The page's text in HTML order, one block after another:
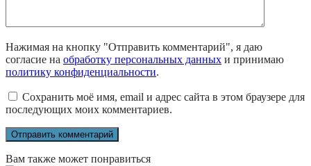
Нажимая на кнопку "Отправить комментарий", я даю
согласие на обработку персональных данных и принимаю
политику конфиденциальности.
Сохранить моё имя, email и адрес сайта в этом браузере для
последующих моих комментариев.
Вам также может понравиться